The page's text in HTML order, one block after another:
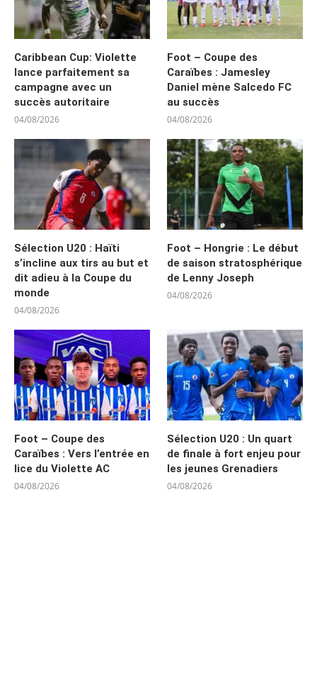
Caribbean Cup: Violette
lance parfaitement sa
campagne avec un
succès autoritaire
04/08/2026
Foot – Coupe des
Caraïbes : Jamesley
Daniel mène Salcedo FC
au succès
04/08/2026
Sélection U20 : Haïti
s’incline aux tirs au but et
dit adieu à la Coupe du
monde
04/08/2026
Foot – Hongrie : Le début
de saison stratosphérique
de Lenny Joseph
04/08/2026
Foot – Coupe des
Caraïbes : Vers l’entrée en
lice du Violette AC
04/08/2026
Sélection U20 : Un quart
de finale à fort enjeu pour
les jeunes Grenadiers
04/08/2026